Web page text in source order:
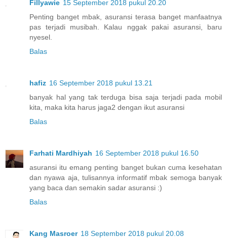
Fillyawie 15 September 2018 pukul 20.20
Penting banget mbak, asuransi terasa banget manfaatnya
pas terjadi musibah. Kalau nggak pakai asuransi, baru
nyesel.
Balas
hafiz 16 September 2018 pukul 13.21
banyak hal yang tak terduga bisa saja terjadi pada mobil
kita, maka kita harus jaga2 dengan ikut asuransi
Balas
Farhati Mardhiyah 16 September 2018 pukul 16.50
asuransi itu emang penting banget bukan cuma kesehatan
dan nyawa aja, tulisannya informatif mbak semoga banyak
yang baca dan semakin sadar asuransi :)
Balas
Kang Masroer 18 September 2018 pukul 20.08